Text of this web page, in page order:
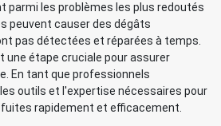
parmi les problèmes les plus redoutés
peuvent causer des dégâts
pas détectées et réparées à temps.
une étape cruciale pour assurer
En tant que professionnels
outils et l'expertise nécessaires pour
rapidement et efficacement.